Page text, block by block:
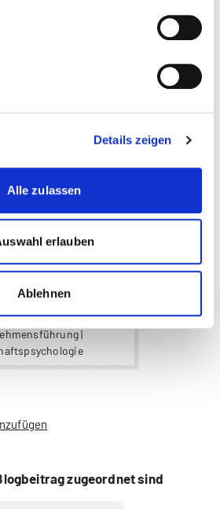
Details zeigen
Alle zulassen
erlauben
Ablehnen
| Psychologie |
|
zugeordnet sind